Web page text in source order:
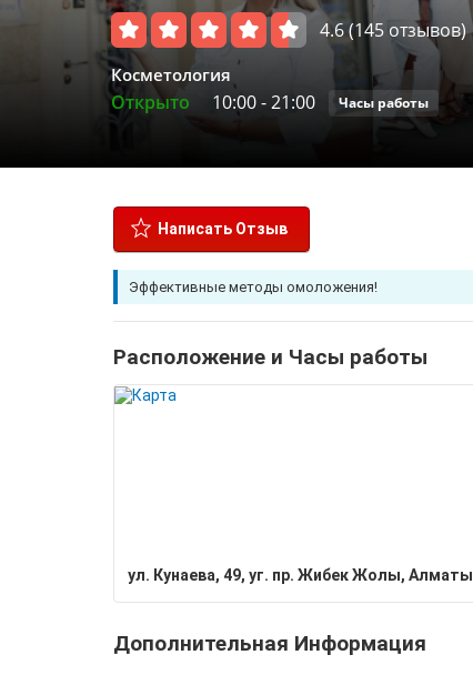
4.6(145 отзывов)
Косметология
Открыто 10:00-21:00 Часы работы
Написать Отзыв
Эффективные методы омоложения!
Расположение и Часы работы
ул. Кунаева, 49, уг. пр. Жибек Жолы, Алматы
Дополнительная Информация